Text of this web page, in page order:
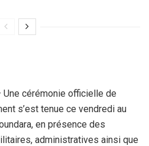
Une cérémonie officielle de
s’est tenue ce vendredi au
en présence des
administratives ainsi que